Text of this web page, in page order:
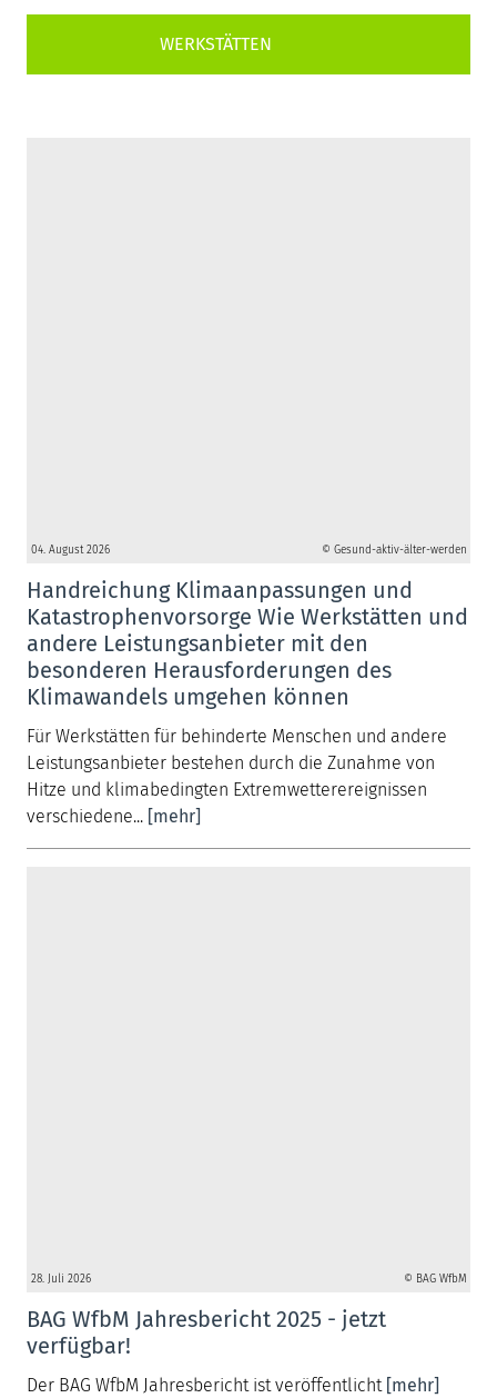
04. August 2026 © Gesund-aktiv-älter-werden
Handreichung Klimaanpassungen und
Katastrophenvorsorge Wie Werkstätten und
andere Leistungsanbieter mit den
besonderen Herausforderungen des
Klimawandels umgehen können
Für Werkstätten für behinderte Menschen und andere
Leistungsanbieter bestehen durch die Zunahme von
Hitze und klimabedingten Extremwetterereignissen
verschiedene... [mehr]
28. Juli 2026 © BAG WfbM
BAG WfbM Jahresbericht 2025 - jetzt
verfügbar!
Der BAG WfbM Jahresbericht ist veröffentlicht [mehr]